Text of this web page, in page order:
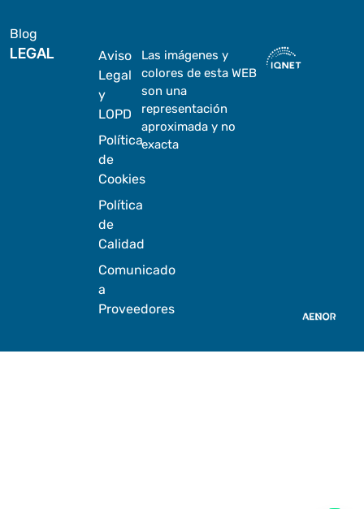
Blog
LEGAL
Aviso
Legal
y
LOPD
Política
de
Cookies
Política
de
Calidad
Comunicado
a
Proveedores
Las imágenes y
colores de esta WEB
son una
representación
aproximada y no
exacta